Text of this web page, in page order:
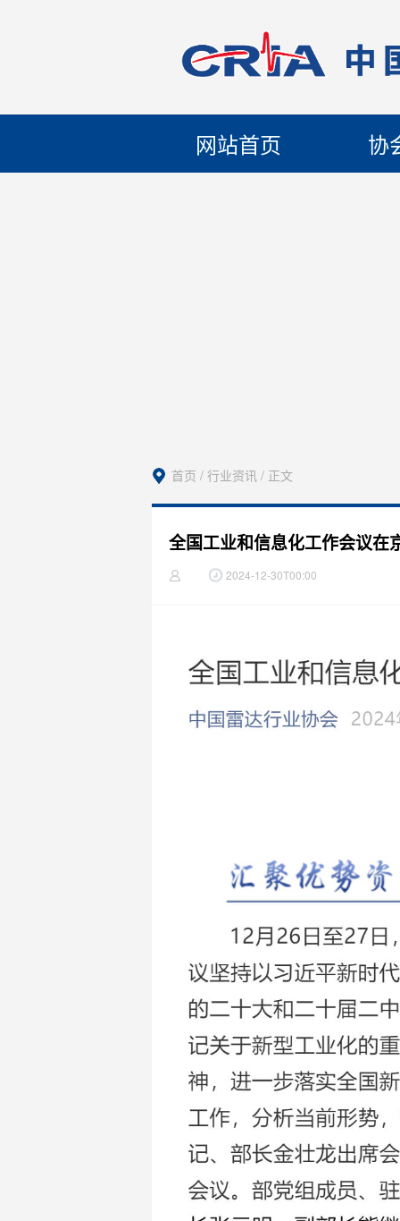
网站首页 协
首页 / 行业资讯 / 正文
全国工业和信息化工作会议在
2024-12-30T00:00